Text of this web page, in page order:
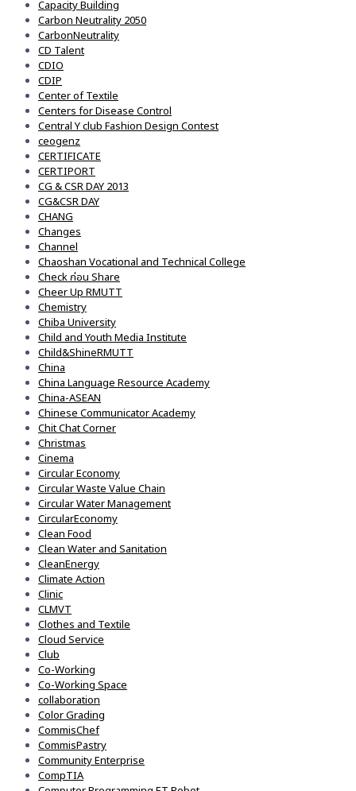
Capacity Building
Carbon Neutrality 2050
CarbonNeutrality
CD Talent
CDIO
CDIP
Center of Textile
Centers for Disease Control
Central Y club Fashion Design Contest
ceogenz
CERTIFICATE
CERTIPORT
CG & CSR DAY 2013
CG&CSR DAY
CHANG
Changes
Channel
Chaoshan Vocational and Technical College
Check ก่อน Share
Cheer Up RMUTT
Chemistry
Chiba University
Child and Youth Media Institute
Child&ShineRMUTT
China
China Language Resource Academy
China-ASEAN
Chinese Communicator Academy
Chit Chat Corner
Christmas
Cinema
Circular Economy
Circular Waste Value Chain
Circular Water Management
CircularEconomy
Clean Food
Clean Water and Sanitation
CleanEnergy
Climate Action
Clinic
CLMVT
Clothes and Textile
Cloud Service
Club
Co-Working
Co-Working Space
collaboration
Color Grading
CommisChef
CommisPastry
Community Enterprise
CompTIA